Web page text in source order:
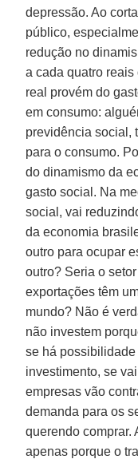
depressão. Ao
público,
redução no
a cada quatro
real provém do
em consumo:
previdência social,
para o consumo.
do dinamismo da
gasto social. Na
social, vai
da economia
outro para ocupar
outro? Seria o
exportações têm
mundo? Não é
não investem
se há
investimento, se
empresas vão
demanda para os
querendo comprar.
apenas porque o